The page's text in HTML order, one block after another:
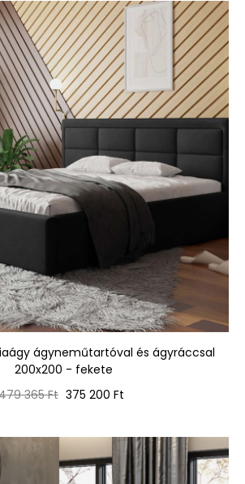
ágyneműtartóval és ágyráccsal
200x200 - fekete
365 Ft Ár
375 200 Ft